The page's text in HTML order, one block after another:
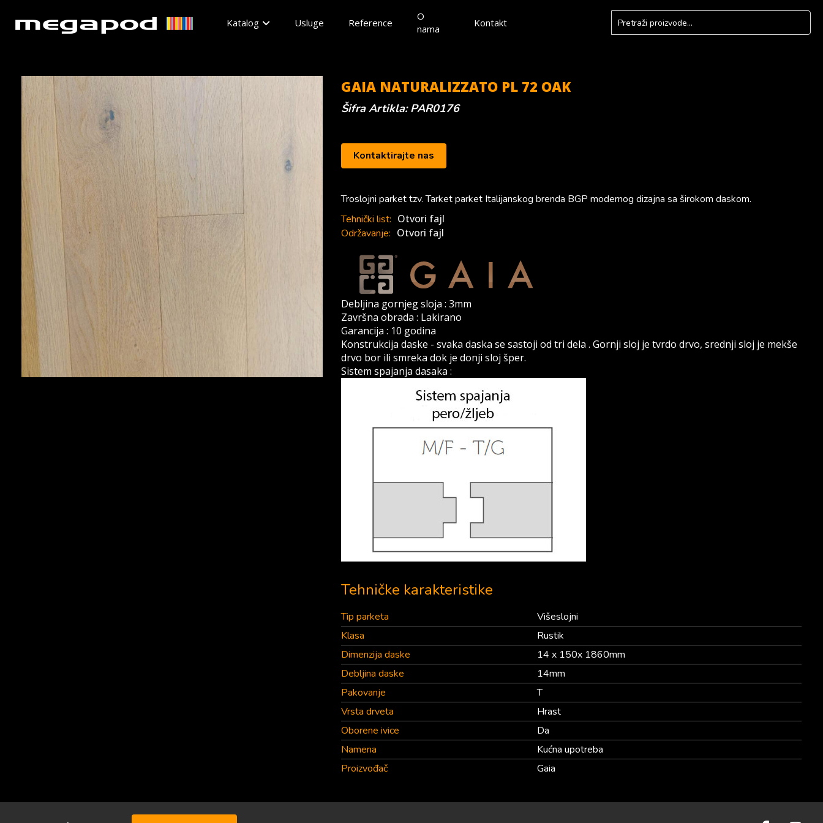
Katalog Usluge Reference
O
nama
Kontakt
GAIA NATURALIZZATO PL 72 OAK
Šifra Artikla: PAR0176
Kontaktirajte nas
Troslojni parket tzv. Tarket parket Italijanskog brenda BGP modernog dizajna sa širokom daskom.
Tehnički list: Otvori fajl
Održavanje: Otvori fajl
Debljina gornjeg sloja : 3mm
Završna obrada : Lakirano
Garancija : 10 godina
Konstrukcija daske - svaka daska se sastoji od tri dela . Gornji sloj je tvrdo drvo, srednji sloj je mekše
drvo bor ili smreka dok je donji sloj šper.
Sistem spajanja dasaka :
Tehničke karakteristike
Tip parketa
Višeslojni
Klasa
Rustik
Dimenzija daske
14 x 150x 1860mm
Debljina daske
14mm
Pakovanje
T
Vrsta drveta
Hrast
Oborene ivice
Da
Namena
Kućna upotreba
Proizvođač
Gaia